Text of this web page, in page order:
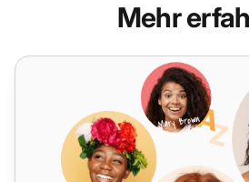
Mehr
Kundenservice-Schulung